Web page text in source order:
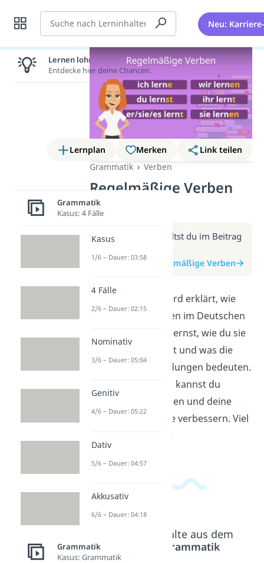
Suche Neu:
Lernplan Merken
Link teilen
Grammatik
Verben
Regelmäßige Verben
(Video)
Weitere Infos erhältst du im Beitrag
zum Beitrag: Regelmäßige Verben
In diesem Video wird erklärt, wie
regelmäßige Verben im Deutschen
funktionieren. Du lernst, wie du sie
konjugieren kannst und was die
verschiedenen Endungen bedeuten.
Mit diesem Wissen kannst du
einfache Sätze bilden und deine
Deutschkenntnisse verbessern. Viel
Spaß beim Lernen!
Beliebte Inhalte aus dem
Grammatik
Lernen lohnt sich!
Entdecke hier deine Chancen.
Grammatik
Kasus: 4 Fälle
Kasus
1/6 – Dauer: 03:58
4 Fälle
2/6 – Dauer: 02:15
Nominativ
3/6 – Dauer: 05:04
Genitiv
4/6 – Dauer: 05:22
Dativ
5/6 – Dauer: 04:57
Akkusativ
6/6 – Dauer: 04:18
Grammatik
Kasus: Grammatik